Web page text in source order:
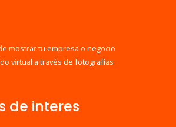
mostrar tu empresa o negocio
virtual a través de fotografías
de interes